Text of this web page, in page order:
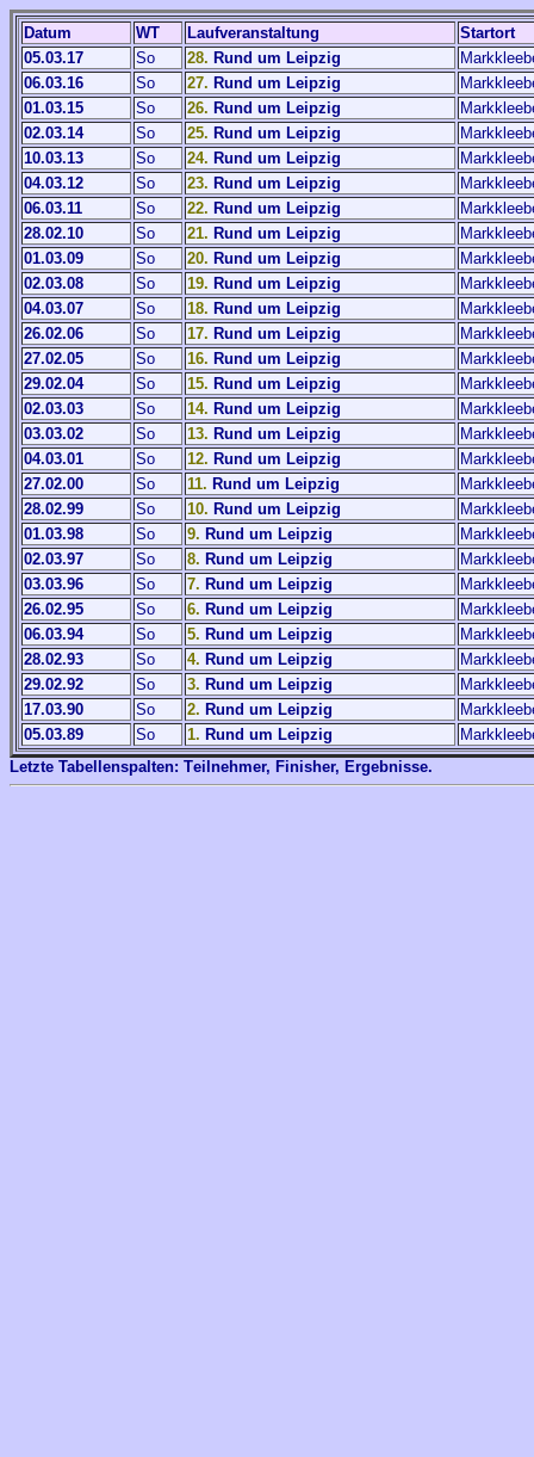
Datum WT Laufveranstaltung
Startort
05.03.17
So 28. Rund um Leipzig
06.03.16
So 27. Rund um Leipzig
01.03.15
So 26. Rund um Leipzig
02.03.14
So 25. Rund um Leipzig
10.03.13
So 24. Rund um Leipzig
04.03.12
So 23. Rund um Leipzig
06.03.11
So 22. Rund um Leipzig
28.02.10
So 21. Rund um Leipzig
01.03.09
So 20. Rund um Leipzig
02.03.08
So 19. Rund um Leipzig
04.03.07
So 18. Rund um Leipzig
26.02.06
So 17. Rund um Leipzig
27.02.05
So 16. Rund um Leipzig
29.02.04
So 15. Rund um Leipzig
02.03.03
So 14. Rund um Leipzig
03.03.02
So 13. Rund um Leipzig
04.03.01
So 12. Rund um Leipzig
27.02.00
So 11. Rund um Leipzig
28.02.99
So 10. Rund um Leipzig
01.03.98
So 9. Rund um Leipzig
02.03.97
So 8. Rund um Leipzig
03.03.96
So 7. Rund um Leipzig
26.02.95
So 6. Rund um Leipzig
06.03.94
So 5. Rund um Leipzig
28.02.93
So 4. Rund um Leipzig
29.02.92
So 3. Rund um Leipzig
17.03.90
So 2. Rund um Leipzig
05.03.89
So 1. Rund um Leipzig
Letzte Tabellenspalten: Teilnehmer, Finisher, Ergebnisse.